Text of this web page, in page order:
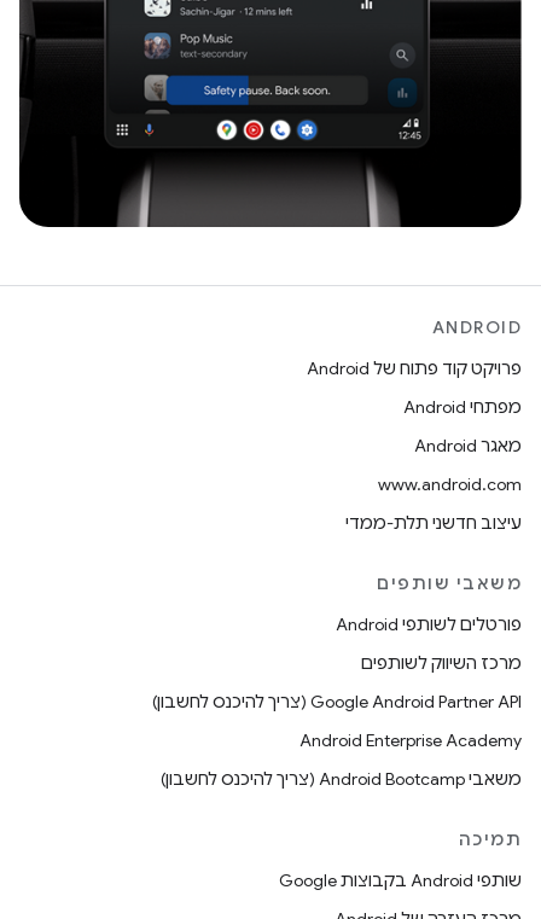
ANDROID
פרויקט קוד פתוח של Android
מפתחי Android
מאגר Android
www.android.com
עיצוב חדשני תלת-ממדי
משאבי שותפים
פורטלים לשותפי Android
מרכז השיווק לשותפים
‫Google Android Partner API ‏(צריך להיכנס לחשבון)
Android Enterprise Academy
משאבי Android Bootcamp ‏(צריך להיכנס לחשבון)
תמיכה
שותפי Android בקבוצות Google